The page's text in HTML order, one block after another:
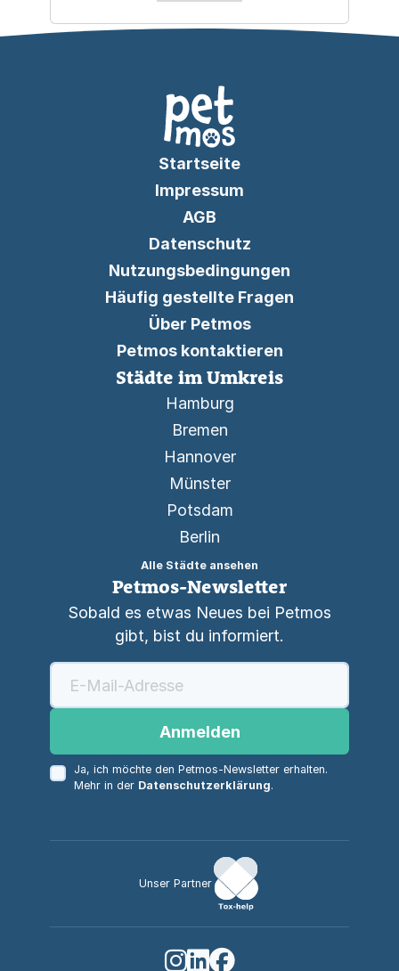
Startseite
Impressum
AGB
Datenschutz
Nutzungsbedingungen
Häufig gestellte Fragen
Über Petmos
Petmos kontaktieren
Städte im Umkreis
Hamburg
Bremen
Hannover
Münster
Potsdam
Berlin
Alle Städte ansehen
Petmos-Newsletter
Sobald es etwas Neues bei Petmos
gibt, bist du informiert.
Anmelden
Ja, ich möchte den Petmos-Newsletter erhalten.
Mehr in der Datenschutzerklärung.
Unser Partner